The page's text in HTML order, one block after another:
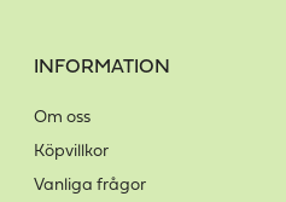
INFORMATION
Om oss
Köpvillkor
Vanliga frågor